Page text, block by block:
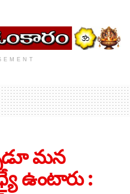
మన
ఉంటారు :